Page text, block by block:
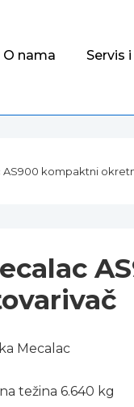
O nama Servis
AS900 kompaktni
Mecalac
težina 6.640 kg